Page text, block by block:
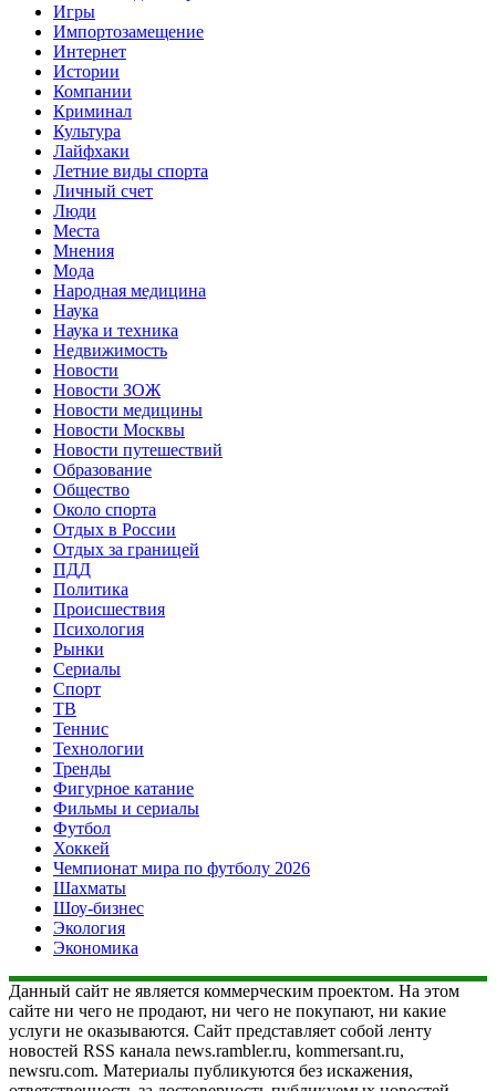
Игры
Импортозамещение
Интернет
Истории
Компании
Криминал
Культура
Лайфхаки
Летние виды спорта
Личный счет
Люди
Места
Мнения
Мода
Народная медицина
Наука
Наука и техника
Недвижимость
Новости
Новости ЗОЖ
Новости медицины
Новости Москвы
Новости путешествий
Образование
Общество
Около спорта
Отдых в России
Отдых за границей
ПДД
Политика
Происшествия
Психология
Рынки
Сериалы
Спорт
ТВ
Теннис
Технологии
Тренды
Фигурное катание
Фильмы и сериалы
Футбол
Хоккей
Чемпионат мира по футболу 2026
Шахматы
Шоу-бизнес
Экология
Экономика
Данный сайт не является коммерческим проектом. На этом
сайте ни чего не продают, ни чего не покупают, ни какие
услуги не оказываются. Сайт представляет собой ленту
новостей RSS канала news.rambler.ru, kommersant.ru,
newsru.com. Материалы публикуются без искажения,